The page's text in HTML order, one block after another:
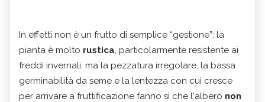
In effetti non è un frutto di semplice “gestione”: la
pianta è molto rustica, particolarmente resistente ai
freddi invernali, ma la pezzatura irregolare, la bassa
germinabilità da seme e la lentezza con cui cresce
per arrivare a fruttificazione fanno sì che l'albero non